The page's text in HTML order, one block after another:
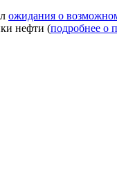
ожидания о
нефти (подробнее о